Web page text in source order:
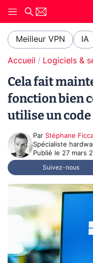
Meilleur VPN IA
Accueil Logiciels &
Cela fait
fonction bien
utilise un
Par Stéphane
Spécialiste
Publié le 27 mars
Suivez-nous